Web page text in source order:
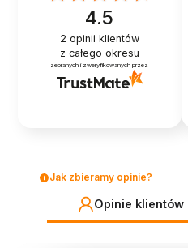
4.5
2 opinii klientów
z całego okresu
zebranych i zweryfikowanych przez
Jak zbieramy opinie?
Opinie klientów